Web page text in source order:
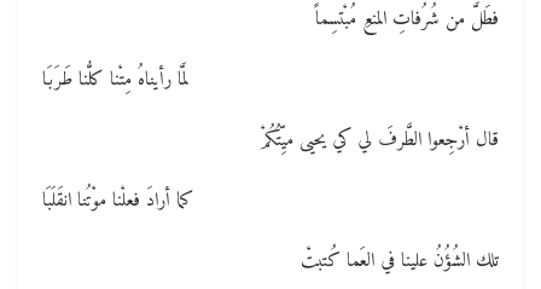
فطَلَّ من شُرُفاتِ المنعِ مُبْتسِماً
لمَّا رأيناهُ مِتْنا كلُّنا طَرَبَا
قال أرْجِعوا الطَّرفَ لي كي يحيى ميِّتُكُمْ
كما أرادَ فعلْنا موْتُنا انقَلَبَا
تلك الشُؤُنُ علينا في العَما كُتبتْ